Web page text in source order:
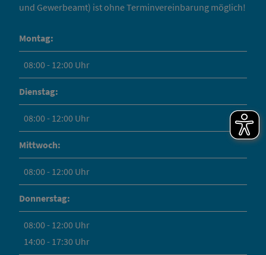
und Gewerbeamt) ist ohne Terminvereinbarung möglich!
Montag:
08:00 - 12:00 Uhr
Dienstag:
08:00 - 12:00 Uhr
Mittwoch:
08:00 - 12:00 Uhr
Donnerstag:
08:00 - 12:00 Uhr
14:00 - 17:30 Uhr